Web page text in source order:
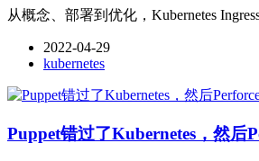
从概念、部署到优化，Kubernetes
2022-04-29
kubernetes
Puppet错过了Kubernetes，然后